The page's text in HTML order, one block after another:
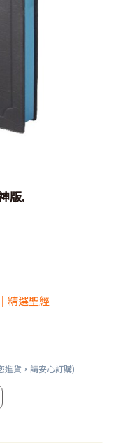
版.
精選聖經
進貨，請安心訂購)